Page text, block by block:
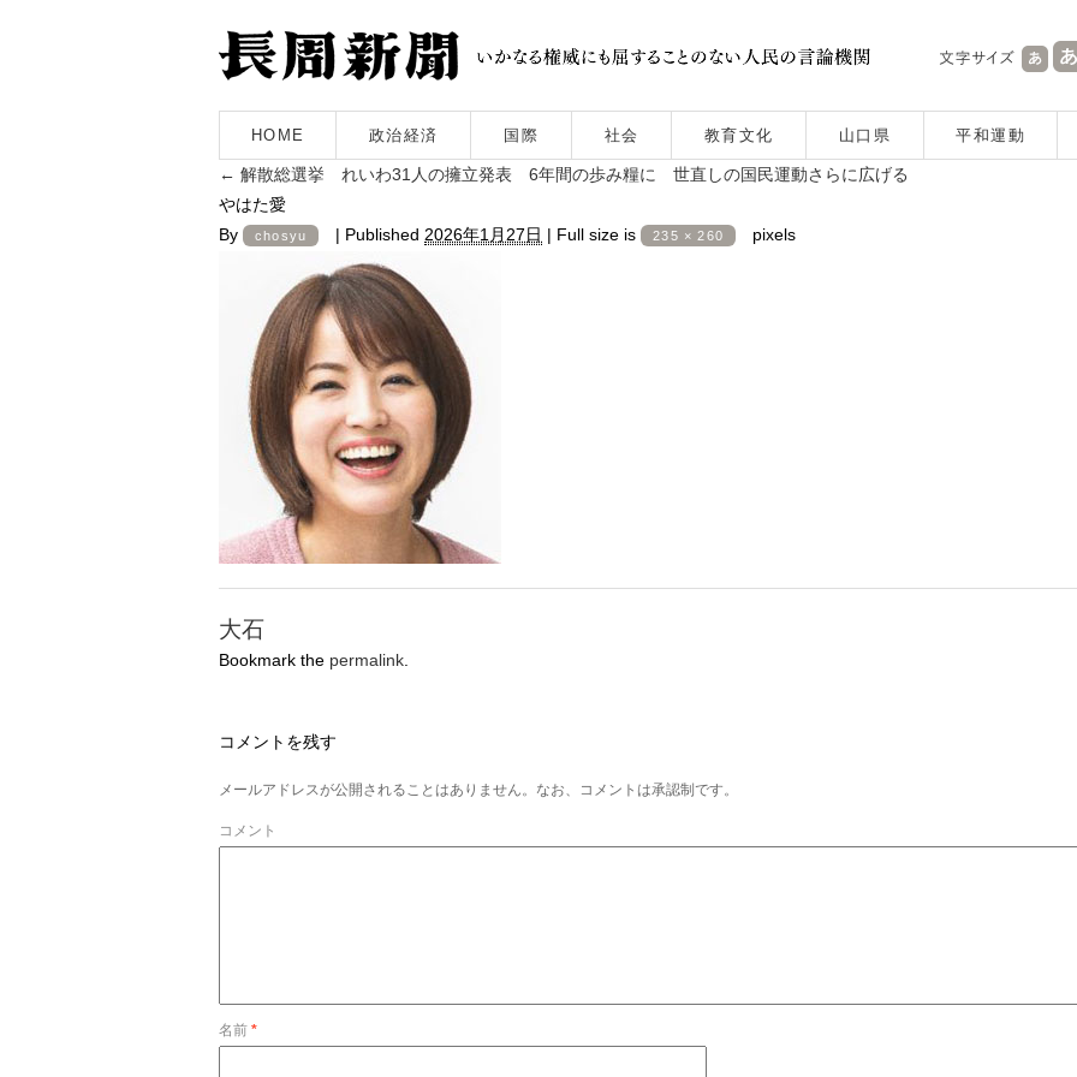
HOME 政治経済 国際 社会 教育文化 山口県 平和運動
← 解散総選挙 れいわ31人の擁立発表 6年間の歩み糧に 世直しの国民運動さらに広げる
やはた愛
By
chosyu | Published 2026年1月27日 | Full size is 235 × 260 pixels
大石
Bookmark the permalink
コメントを残す
メールアドレスが公開されることはありません。なお、コメントは承認制です。
コメント
名前 *